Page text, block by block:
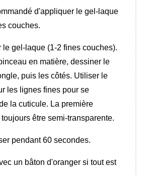
d'appliquer le gel-laque
couches.
le gel-laque (1-2 fines couches).
en matière, dessiner le
puis les côtés. Utiliser le
les lignes fines pour se
la cuticule. La première
être semi-transparente.
pendant 60 secondes.
un bâton d'oranger si tout est